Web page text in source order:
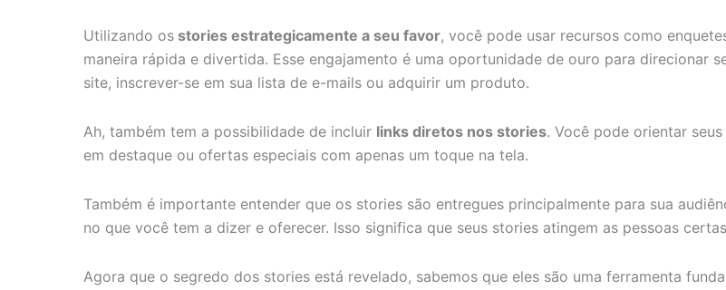
Utilizando os stories estrategicamente a seu favor, você pode usar recursos como
maneira rápida e divertida. Esse engajamento é uma oportunidade de ouro para direcionar
site, inscrever-se em sua lista de e-mails ou adquirir um produto.
Ah, também tem a possibilidade de incluir links diretos nos stories. Você pode orientar
em destaque ou ofertas especiais com apenas um toque na tela.
Também é importante entender que os stories são entregues principalmente para sua
no que você tem a dizer e oferecer. Isso significa que seus stories atingem as pessoas
Agora que o segredo dos stories está revelado, sabemos que eles são uma ferramenta